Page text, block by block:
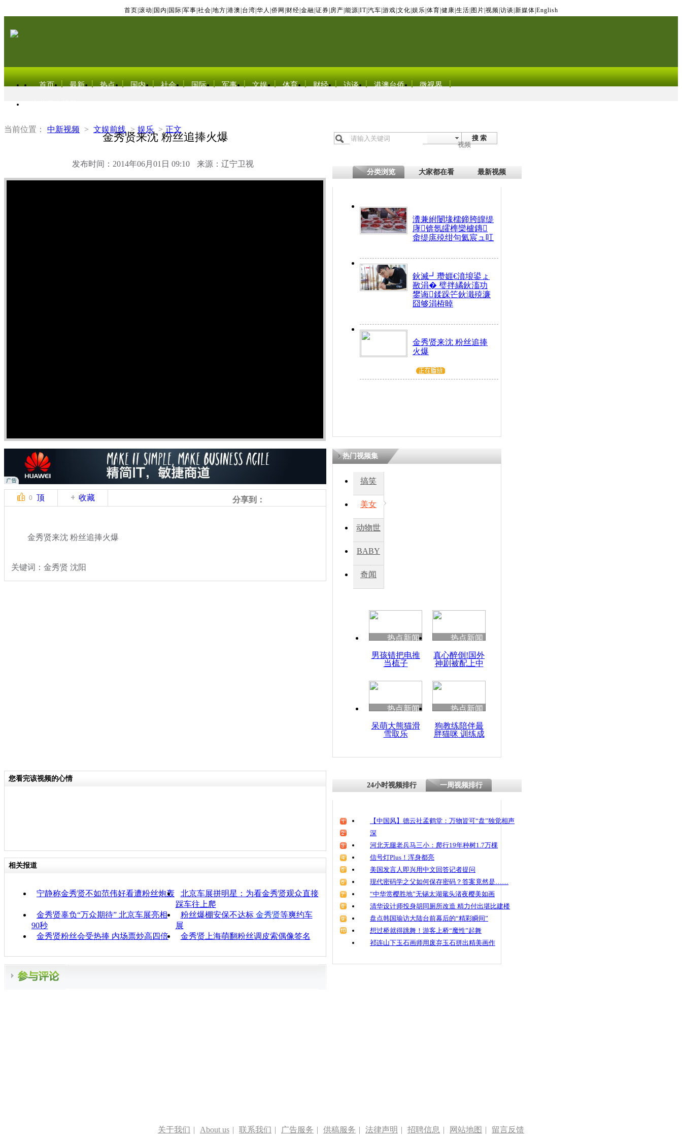
首页 滚动 国内 国际 军事 社会 地方 港澳 台湾 华人 侨网 财经 金融 证券 房产 能源 IT| 汽车 游戏 文化 娱乐 体育 健康 生活 图片 视频 访谈 新媒体 English
首页 最新 热点 国内 社会 国际 军事 文娱 体育 财经 访谈 港澳台侨 微视界
当前位置： 中新视频 > 文娱前线 > 娱乐 > 正文
金秀贤来沈 粉丝追捧火爆
发布时间：2014年06月01日 09:10 来源：辽宁卫视
搜 索
视频
分类浏览 大家都在看 最新视频
瀵兼紨闄堟檽鍗胯皥缇
庨锛氬皬榫欒櫨鏄
畬缇庣殑绀句氦宸ュ叿
鈥滅┛瓒娾€濆埌鍙ょ
敾涓� 璧拌繘鈥滀功
鐢诲鍒跺笀鈥濈殑濂
囧够涓栫晫
金秀贤来沈 粉丝追捧
火爆
0 顶 收藏 分享到：
金秀贤来沈 粉丝追捧火爆
关键词：金秀贤 沈阳
热门视频集
搞笑
美女
动物世
BABY
秀
奇闻
热点新闻
男孩错把电推
当梳子
热点新闻
真心醉倒!国外
神剧被配上中
热点新闻
呆萌大熊猫滑
雪取乐
热点新闻
狗教练陪伴最
胖猫咪 训练成
您看完该视频的心情
相关报道
宁静称金秀贤不如范伟好看遭粉丝炮轰
北京车展拼明星：为看金秀贤观众直接
踩车往上爬
金秀贤辜负“万众期待” 北京车展亮相
90秒
粉丝爆棚安保不达标金秀贤等爽约车
展
金秀贤粉丝会受热捧 内场票炒高四倍
金秀贤上海萌翻粉丝调皮索偶像签名
24小时视频排行 一周视频排行
【中国风】德云社孟鹤堂：万物皆可“盘”独觉相声
深
河北无腿老兵马三小：爬行19年种树1.7万棵
信号灯Plus！浑身都亮
美国发言人即兴用中文回答记者提问
现代密码学之父如何保存密码？答案竟然是……
“中华赏樱胜地”无锡太湖鼋头渚夜樱美如画
清华设计师投身胡同厕所改造 精力付出堪比建楼
盘点韩国瑜访大陆台前幕后的“精彩瞬间”
想过桥就得跳舞！游客上桥“魔性”起舞
祁连山下玉石画师用废弃玉石拼出精美画作
关于我们 | About us | 联系我们 | 广告服务 | 供稿服务 | 法律声明 | 招聘信息 | 网站地图 | 留言反馈